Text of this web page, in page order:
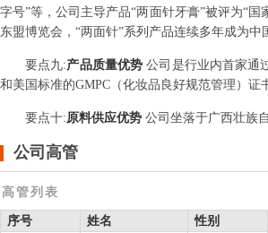
字号”等，公司主导产品“两面针牙膏”被评为“
东盟博览会，“两面针”系列产品连续多年成为
要点九:产品质量优势公司是行业内首家通
和美国标准的GMPC（化妆品良好规范管理）
要点十:原料供应优势 公司坐落于广西壮族
公司高管
高管列表
序号 姓名 性别